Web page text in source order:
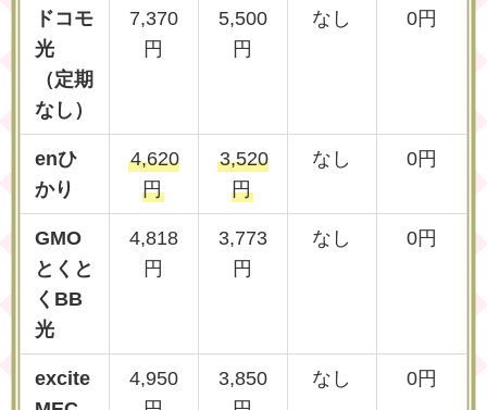
ドコモ
光
（定期
なし）
7,370
円
5,500
円
なし 0円
enひ
かり
4,620
円
3,520
円
なし 0円
GMO
とくと
くBB
光
4,818
円
3,773
円
なし 0円
excite
4,950
3,850
なし 0円